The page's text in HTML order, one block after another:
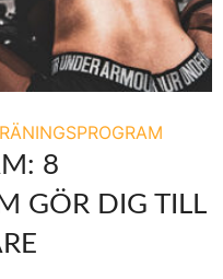
8
GÖR DIG TILL